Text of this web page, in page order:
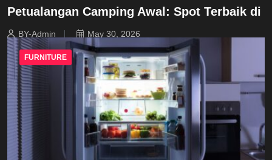
Petualangan Camping Awal: Spot Terbaik di
BY-Admin May 30, 2026
FURNITURE